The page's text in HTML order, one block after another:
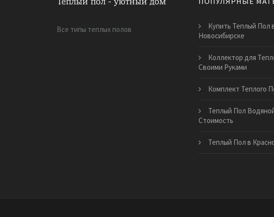
Все типы теплых полов
Купить Теплый Пол
Новосибирске
Коллектор для
Своими Руками
Комплект Теплого
Теплый Пол
Стоимость
Теплый Пол в